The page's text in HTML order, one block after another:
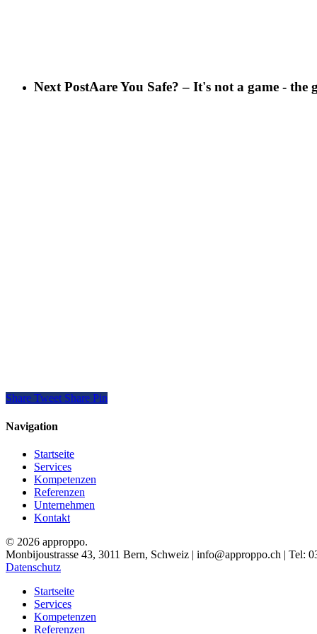
Next PostAare You Safe? – It's not a game - the
Share Tweet Share Pin
Navigation
Startseite
Services
Kompetenzen
Referenzen
Unternehmen
Kontakt
© 2026 approppo.
Monbijoustrasse 43, 3011 Bern, Schweiz | info@approppo.ch | Tel:
Datenschutz
Close
Menu
Startseite
Services
Kompetenzen
Referenzen